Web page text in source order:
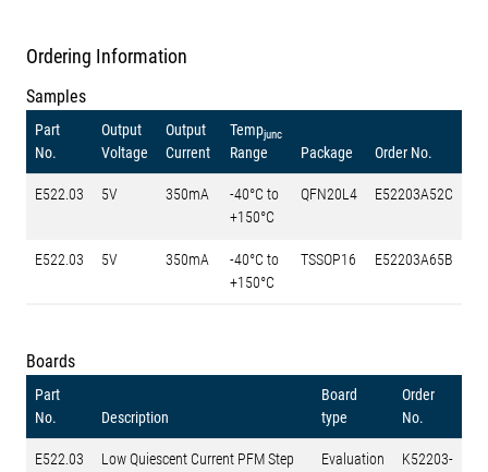
Ordering Information
Samples
Part
No.
Output
Voltage
Output
Current
Tempjunc
Range Package Order No.
E522.03 5V 350mA
-40°C to
+150°C
QFN20L4 E52203A52C
E522.03 5V 350mA
-40°C to
+150°C
TSSOP16 E52203A65B
Boards
Part
No.
Description
Board
type
Order
No.
E522.03
Low Quiescent Current PFM Step
Evaluation
K52203-